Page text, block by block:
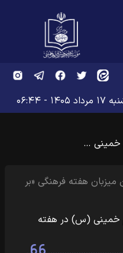
۱۴۰۵ - ۰۶:۴۴
خمینی …
هفته فرهنگی «بر
خمینی (س) در هفته